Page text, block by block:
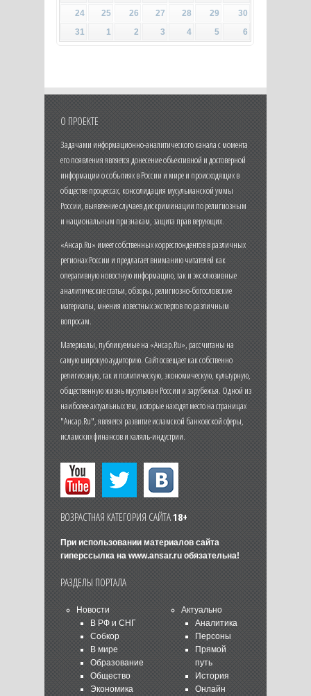
24
25 26 27 28 29
30
31
1 2 3 4 5 6
О ПРОЕКТЕ
Задачами информационно-аналитического канала с момента
его появления является донесение объективной и достоверной
информации о событиях в России и мире и происходящих в
обществе процессах, консолидация мусульманской уммы
России, выявление случаев дискриминации по религиозным
и национальным признакам, защита прав верующих.
«Ансар.Ru» имеет собственных корреспондентов в различных
регионах России и предлагает вниманию читателей как
оперативную новостную информацию, так и эксклюзивные
аналитические статьи, обзоры, религиозно-богословские
материалы, мнения известных экспертов по различным
вопросам.
Материалы, публикуемые на «Ансар.Ru», рассчитаны на
самую широкую аудиторию. Сайт освещает как собственно
религиозную, так и политическую, экономическую, культурную,
общественную жизнь мусульман России и зарубежья. Одной из
наиболее актуальных тем, которые находят место на страницах
"Ансар.Ru", является развитие исламской банковской сферы,
исламских финансов и халяль-индустрии.
ВОЗРАСТНАЯ КАТЕГОРИЯ САЙТА18+
При использовании материалов сайта
гиперссылка на www.ansar.ruобязательна!
РАЗДЕЛЫ ПОРТАЛА
Новости
В РФ и СНГ
Собкор
В мире
Образование
Общество
Экономика
Актуально
Аналитика
Персоны
Прямой
путь
История
Онлайн